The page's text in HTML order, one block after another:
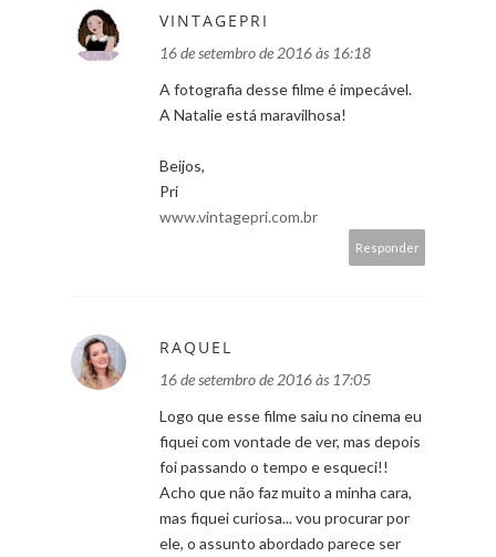
VINTAGEPRI
16 de setembro de 2016 às 16:18
A fotografia desse filme é impecável.
A Natalie está maravilhosa!
Beijos,
Pri
www.vintagepri.com.br
Responder
RAQUEL
16 de setembro de 2016 às 17:05
Logo que esse filme saiu no cinema eu
fiquei com vontade de ver, mas depois
foi passando o tempo e esqueci!!
Acho que não faz muito a minha cara,
mas fiquei curiosa... vou procurar por
ele, o assunto abordado parece ser